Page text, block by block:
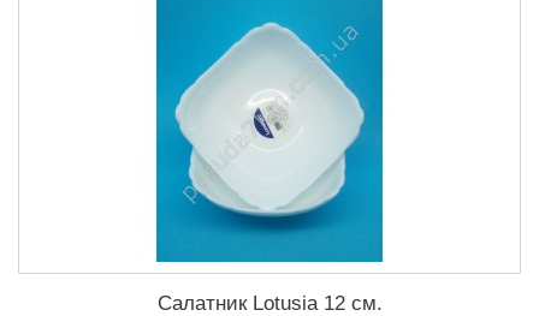
Салатник Lotusia 12 см.